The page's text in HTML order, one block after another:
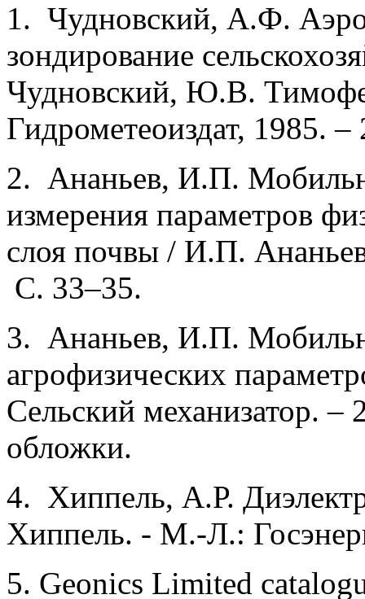
1. Чудновский, А.Ф.
зондирование
Чудновский, Ю.В.
Гидрометеоиздат, 1985. –
2. Ананьев, И.П.
измерения параметров
слоя почвы / И.П.
С. 33–35.
3. Ананьев, И.П.
агрофизических
Сельский механизатор.
обложки.
4. Хиппель, А.Р.
Хиппель. - М.-Л.:
5. Geonics Limited